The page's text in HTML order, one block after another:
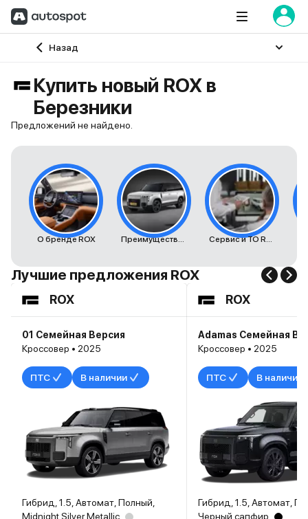
Назад
Главная
Купить новый ROX в
Березники
Предложений не найдено.
О бренде ROX Преимущества автомобилей ROX Сервис и ТО ROX
Лучшие предложения ROX
ROX
01 Семейная Версия
Кроссовер • 2025
ПТС В наличии
Гибрид, 1.5, Автомат, Полный,
Midnight Silver Metallic
ROX
Adamas Семейная
Кроссовер • 2025
ПТС В наличии
Гибрид, 1.5, Автомат,
Черный сапфир